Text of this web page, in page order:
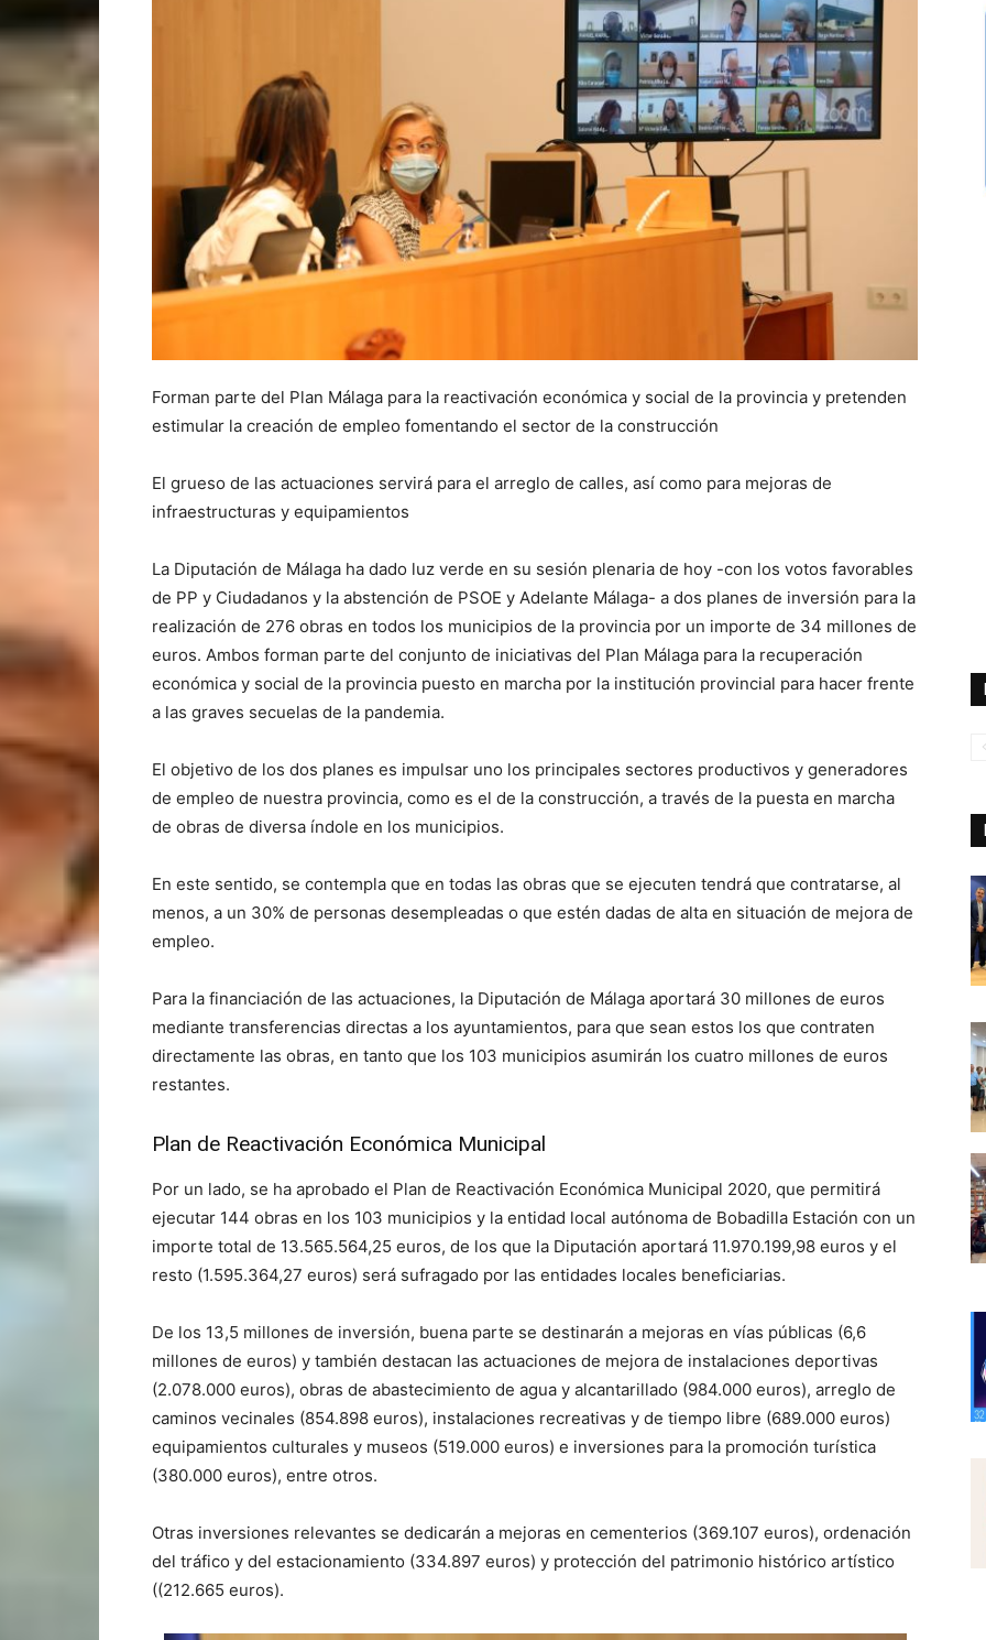
Forman parte del Plan Málaga para la reactivación económica y social de la provincia y pretenden
estimular la creación de empleo fomentando el sector de la construcción
El grueso de las actuaciones servirá para el arreglo de calles, así como para mejoras de
infraestructuras y equipamientos
La Diputación de Málaga ha dado luz verde en su sesión plenaria de hoy -con los votos favorables
de PP y Ciudadanos y la abstención de PSOE y Adelante Málaga- a dos planes de inversión para la
realización de 276 obras en todos los municipios de la provincia por un importe de 34 millones de
euros. Ambos forman parte del conjunto de iniciativas del Plan Málaga para la recuperación
económica y social de la provincia puesto en marcha por la institución provincial para hacer frente
a las graves secuelas de la pandemia.
El objetivo de los dos planes es impulsar uno los principales sectores productivos y generadores
de empleo de nuestra provincia, como es el de la construcción, a través de la puesta en marcha
de obras de diversa índole en los municipios.
En este sentido, se contempla que en todas las obras que se ejecuten tendrá que contratarse, al
menos, a un 30% de personas desempleadas o que estén dadas de alta en situación de mejora de
empleo.
Para la financiación de las actuaciones, la Diputación de Málaga aportará 30 millones de euros
mediante transferencias directas a los ayuntamientos, para que sean estos los que contraten
directamente las obras, en tanto que los 103 municipios asumirán los cuatro millones de euros
restantes.
Plan de Reactivación Económica Municipal
Por un lado, se ha aprobado el Plan de Reactivación Económica Municipal 2020, que permitirá
ejecutar 144 obras en los 103 municipios y la entidad local autónoma de Bobadilla Estación con un
importe total de 13.565.564,25 euros, de los que la Diputación aportará 11.970.199,98 euros y el
resto (1.595.364,27 euros) será sufragado por las entidades locales beneficiarias.
De los 13,5 millones de inversión, buena parte se destinarán a mejoras en vías públicas (6,6
millones de euros) y también destacan las actuaciones de mejora de instalaciones deportivas
(2.078.000 euros), obras de abastecimiento de agua y alcantarillado (984.000 euros), arreglo de
caminos vecinales (854.898 euros), instalaciones recreativas y de tiempo libre (689.000 euros)
equipamientos culturales y museos (519.000 euros) e inversiones para la promoción turística
(380.000 euros), entre otros.
Otras inversiones relevantes se dedicarán a mejoras en cementerios (369.107 euros), ordenación
del tráfico y del estacionamiento (334.897 euros) y protección del patrimonio histórico artístico
((212.665 euros).